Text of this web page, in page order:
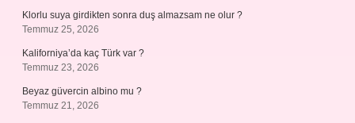
Klorlu suya girdikten sonra duş almazsam ne olur ?
Temmuz 25, 2026
Kaliforniya’da kaç Türk var ?
Temmuz 23, 2026
Beyaz güvercin albino mu ?
Temmuz 21, 2026